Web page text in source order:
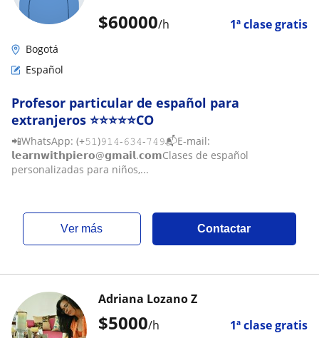
$60000/h 1ª clase gratis
Bogotá
Español
Profesor particular de español para
extranjeros ⭐⭐⭐⭐⭐CO
📲WhatsApp: (+𝟻𝟷)𝟿𝟷𝟺-𝟼𝟹𝟺-𝟽𝟺𝟿📬E-mail:
𝗹𝗲𝗮𝗿𝗻𝘄𝗶𝘁𝗵𝗽𝗶𝗲𝗿𝗼@𝗴𝗺𝗮𝗶𝗹.𝗰𝗼𝗺Clases de español
personalizadas para niños,...
ver más Contactar
$5000/h 1ª clase gratis
Adriana Lozano Z